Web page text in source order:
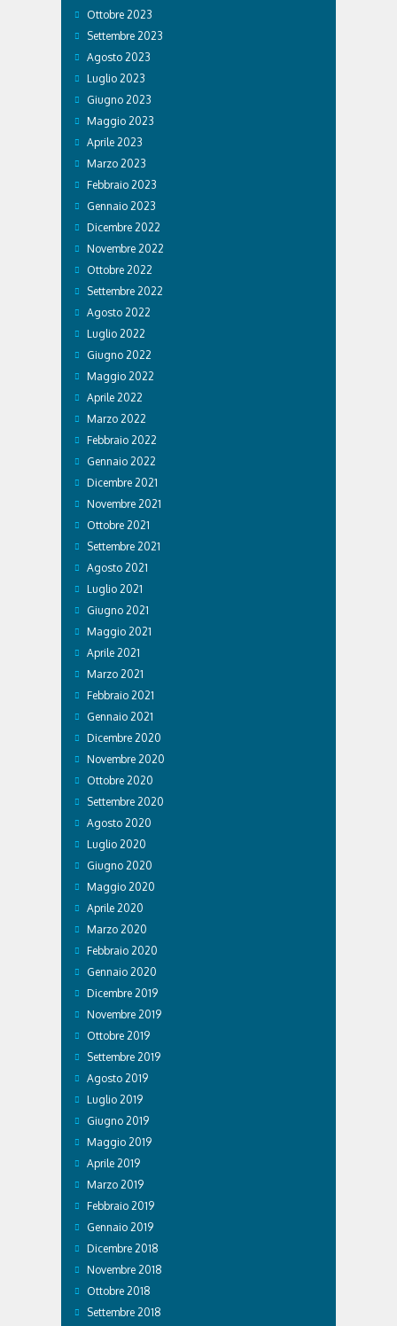
Ottobre 2023
Settembre 2023
Agosto 2023
Luglio 2023
Giugno 2023
Maggio 2023
Aprile 2023
Marzo 2023
Febbraio 2023
Gennaio 2023
Dicembre 2022
Novembre 2022
Ottobre 2022
Settembre 2022
Agosto 2022
Luglio 2022
Giugno 2022
Maggio 2022
Aprile 2022
Marzo 2022
Febbraio 2022
Gennaio 2022
Dicembre 2021
Novembre 2021
Ottobre 2021
Settembre 2021
Agosto 2021
Luglio 2021
Giugno 2021
Maggio 2021
Aprile 2021
Marzo 2021
Febbraio 2021
Gennaio 2021
Dicembre 2020
Novembre 2020
Ottobre 2020
Settembre 2020
Agosto 2020
Luglio 2020
Giugno 2020
Maggio 2020
Aprile 2020
Marzo 2020
Febbraio 2020
Gennaio 2020
Dicembre 2019
Novembre 2019
Ottobre 2019
Settembre 2019
Agosto 2019
Luglio 2019
Giugno 2019
Maggio 2019
Aprile 2019
Marzo 2019
Febbraio 2019
Gennaio 2019
Dicembre 2018
Novembre 2018
Ottobre 2018
Settembre 2018